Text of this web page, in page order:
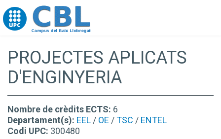
Go to upc.edu
PROJECTES APLICATS
D'ENGINYERIA
Nombre de crèdits ECTS: 6
Departament(s): EEL / OE /TSC / ENTEL
Codi UPC: 300480